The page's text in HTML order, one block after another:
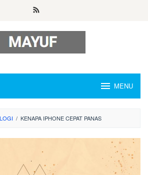
MENU
/ KENAPA IPHONE CEPAT PANAS